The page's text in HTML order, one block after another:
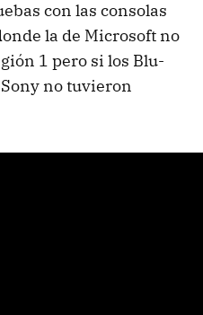
con las consolas
la de Microsoft no
1 pero si los Blu-
no tuvieron